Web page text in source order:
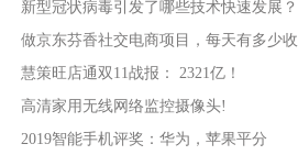
新型冠状病毒引发了哪些技术快速发展？
做京东芬香社交电商项目，每天有多少收
慧策旺店通双11战报： 2321亿！
高清家用无线网络监控摄像头!
2019智能手机评奖：华为，苹果平分